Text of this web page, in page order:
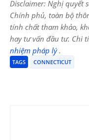
Disclaimer: Nghị quyết
Chính phủ, toàn bộ
tính chất tham khảo,
hay tư vấn đầu tư. Chi
nhiệm pháp lý.
TAGS CONNECTICUT